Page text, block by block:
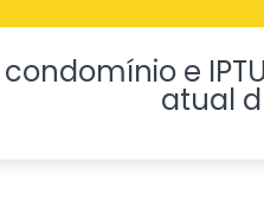
e
atual